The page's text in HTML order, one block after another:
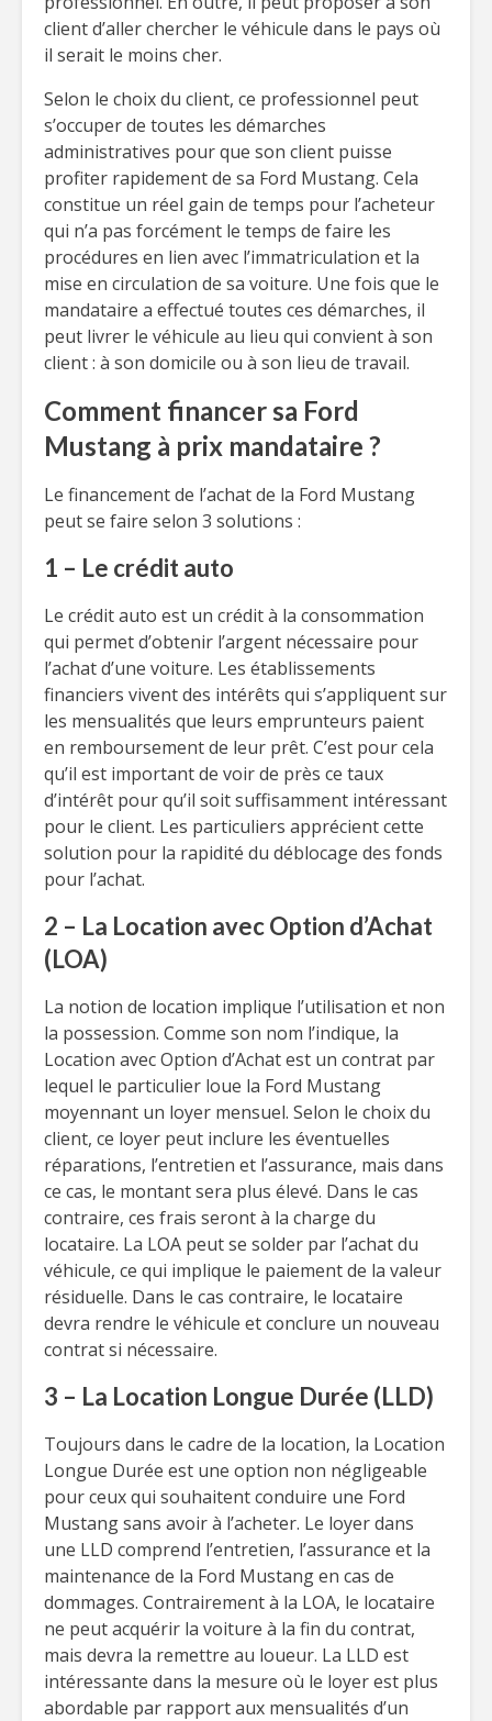
client d’aller chercher le véhicule dans le pays où
il serait le moins cher.
Selon le choix du client, ce professionnel peut
s’occuper de toutes les démarches
administratives pour que son client puisse
profiter rapidement de sa Ford Mustang. Cela
constitue un réel gain de temps pour l’acheteur
qui n’a pas forcément le temps de faire les
procédures en lien avec l’immatriculation et la
mise en circulation de sa voiture. Une fois que le
mandataire a effectué toutes ces démarches, il
peut livrer le véhicule au lieu qui convient à son
client : à son domicile ou à son lieu de travail.
Comment financer sa Ford
Mustang à prix mandataire ?
Le financement de l’achat de la Ford Mustang
peut se faire selon 3 solutions :
1 – Le crédit auto
Le crédit auto est un crédit à la consommation
qui permet d’obtenir l’argent nécessaire pour
l’achat d’une voiture. Les établissements
financiers vivent des intérêts qui s’appliquent sur
les mensualités que leurs emprunteurs paient
en remboursement de leur prêt. C’est pour cela
qu’il est important de voir de près ce taux
d’intérêt pour qu’il soit suffisamment intéressant
pour le client. Les particuliers apprécient cette
solution pour la rapidité du déblocage des fonds
pour l’achat.
2 – La Location avec Option d’Achat
(LOA)
La notion de location implique l’utilisation et non
la possession. Comme son nom l’indique, la
Location avec Option d’Achat est un contrat par
lequel le particulier loue la Ford Mustang
moyennant un loyer mensuel. Selon le choix du
client, ce loyer peut inclure les éventuelles
réparations, l’entretien et l’assurance, mais dans
ce cas, le montant sera plus élevé. Dans le cas
contraire, ces frais seront à la charge du
locataire. La LOA peut se solder par l’achat du
véhicule, ce qui implique le paiement de la valeur
résiduelle. Dans le cas contraire, le locataire
devra rendre le véhicule et conclure un nouveau
contrat si nécessaire.
3 – La Location Longue Durée (LLD)
Toujours dans le cadre de la location, la Location
Longue Durée est une option non négligeable
pour ceux qui souhaitent conduire une Ford
Mustang sans avoir à l’acheter. Le loyer dans
une LLD comprend l’entretien, l’assurance et la
maintenance de la Ford Mustang en cas de
dommages. Contrairement à la LOA, le locataire
ne peut acquérir la voiture à la fin du contrat,
mais devra la remettre au loueur. La LLD est
intéressante dans la mesure où le loyer est plus
abordable par rapport aux mensualités d’un